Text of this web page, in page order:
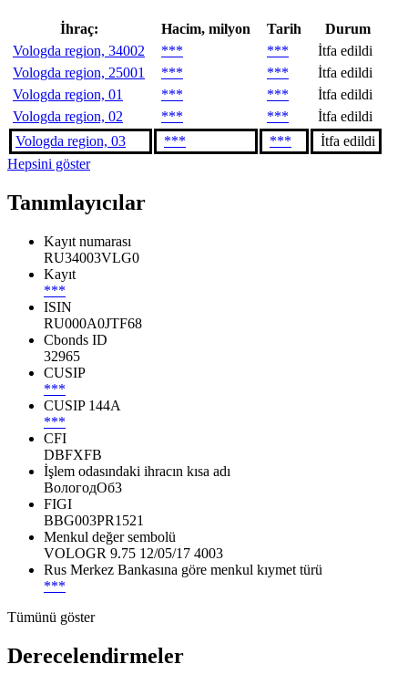
İhraç: Hacim, milyon Tarih
Durum
Vologda region, 34002
*** ***
İtfa edildi
Vologda region, 25001
*** ***
İtfa edildi
Vologda region, 01
*** ***
İtfa edildi
Vologda region, 02
*** ***
İtfa edildi
Vologda region, 03
*** ***
İtfa edildi
Hepsini göster
Tanımlayıcılar
Kayıt numarası
RU34003VLG0
Kayıt
***
ISIN
RU000A0JTF68
Cbonds ID
32965
CUSIP
***
CUSIP 144A
***
CFI
DBFXFB
İşlem odasındaki ihracın kısa adı
ВологодОб3
FIGI
BBG003PR1521
Menkul değer sembolü
VOLOGR 9.75 12/05/17 4003
Rus Merkez Bankasına göre menkul kıymet türü
***
Tümünü göster
Derecelendirmeler